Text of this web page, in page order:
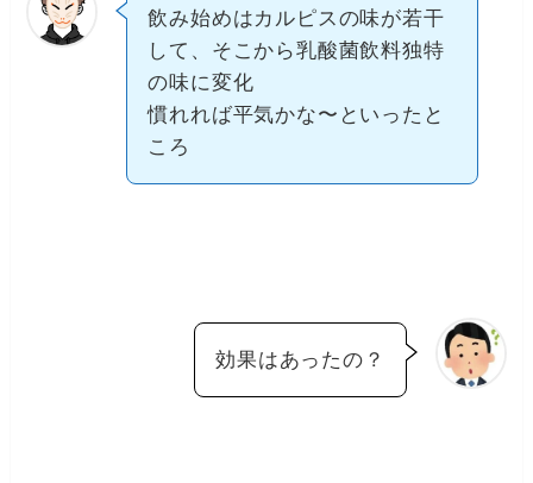
飲み始めはカルピスの味が若干
して、そこから乳酸菌飲料独特
の味に変化
慣れれば平気かな〜といったと
ころ
効果はあったの？